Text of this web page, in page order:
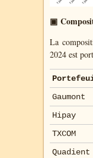
▣
La
2024 est
Gaumont
Hipay
TXCOM
Quadient